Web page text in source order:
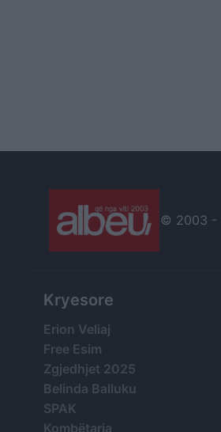
© 2003 -
Kryesore
Erion Veliaj
Free Esim
Zgjedhjet 2025
Belinda Balluku
SPAK
Kombëtarja